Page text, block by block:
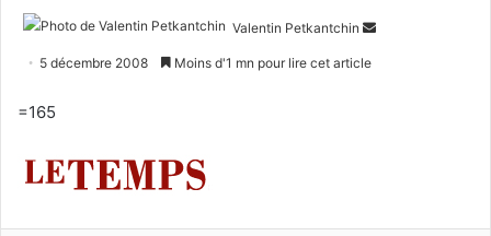
Valentin Petkantchin
Envoyer
5 décembre 2008 Moins d'1 mn pour lire cet article
=165